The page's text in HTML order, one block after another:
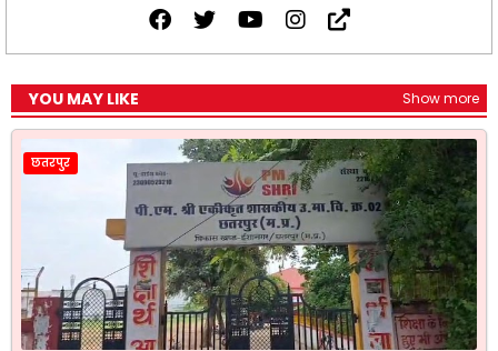
YOU MAY LIKE Show more
छतरपुर